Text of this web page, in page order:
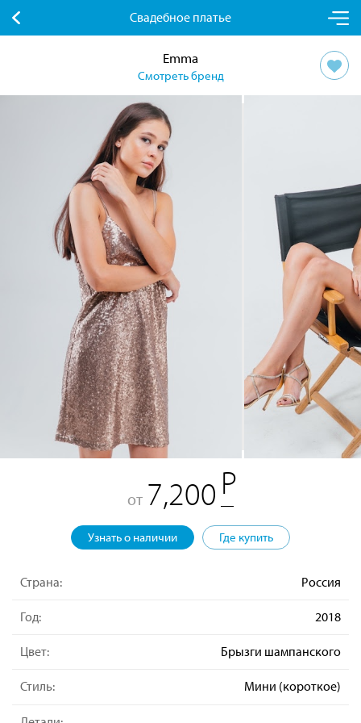
Свадебное платье
Emma
Смотреть бренд
от 7,200
Узнать о наличии Где купить
Страна: Россия
Год: 2018
Цвет: Брызги шампанского
Стиль: Мини (короткое)